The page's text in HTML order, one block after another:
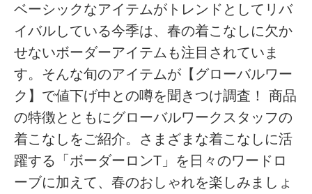
ベーシックなアイテムがトレンドとしてリバ
イバルしている今季は、春の着こなしに欠か
せないボーダーアイテムも注目されていま
す。そんな旬のアイテムが【グローバルワー
ク】で値下げ中との噂を聞きつけ調査！ 商品
の特徴とともにグローバルワークスタッフの
着こなしをご紹介。さまざまな着こなしに活
躍する「ボーダーロンT」を日々のワードロ
ーブに加えて、春のおしゃれを楽しみましょ